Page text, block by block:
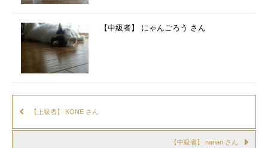
【中級者】 にゃんごろう さん
【上級者】 KONE さん
【中級者】 nanan さん